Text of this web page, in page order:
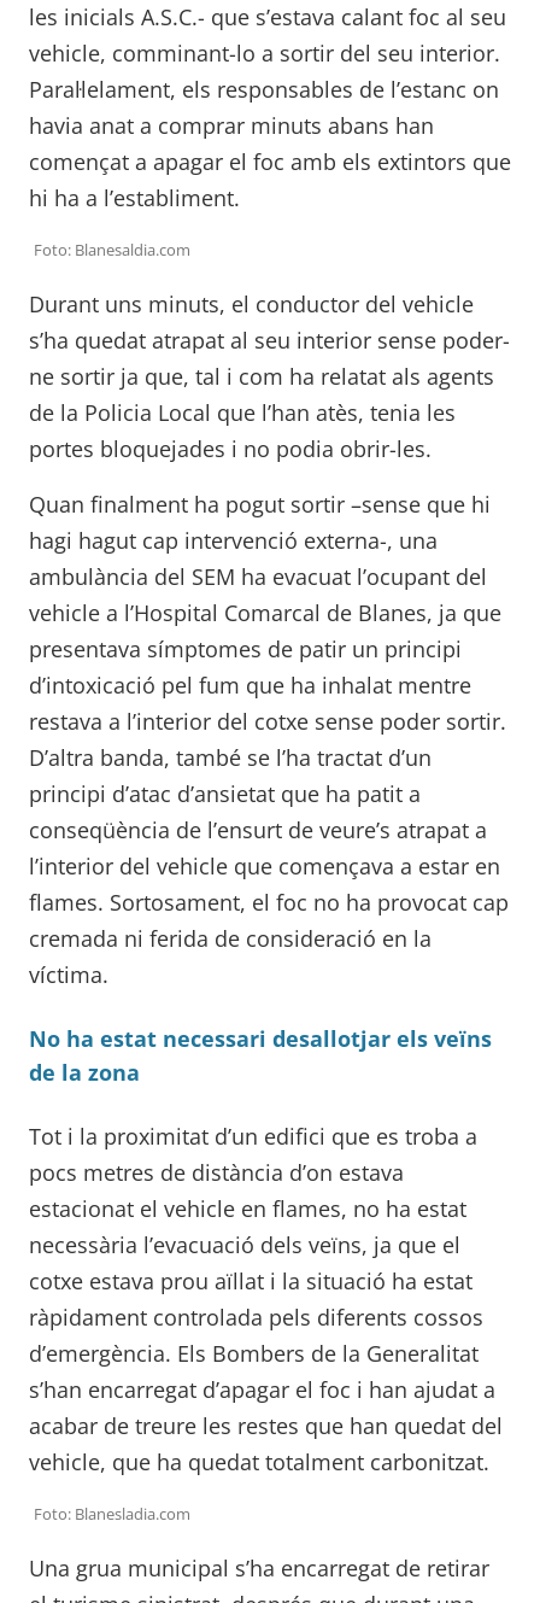
les inicials A.S.C.- que s’estava calant foc al seu
vehicle, comminant-lo a sortir del seu interior.
Paral·lelament, els responsables de l’estanc on
havia anat a comprar minuts abans han
començat a apagar el foc amb els extintors que
hi ha a l’establiment.
Foto: Blanesaldia.com
Durant uns minuts, el conductor del vehicle
s’ha quedat atrapat al seu interior sense poder-
ne sortir ja que, tal i com ha relatat als agents
de la Policia Local que l’han atès, tenia les
portes bloquejades i no podia obrir-les.
Quan finalment ha pogut sortir –sense que hi
hagi hagut cap intervenció externa-, una
ambulància del SEM ha evacuat l’ocupant del
vehicle a l’Hospital Comarcal de Blanes, ja que
presentava símptomes de patir un principi
d’intoxicació pel fum que ha inhalat mentre
restava a l’interior del cotxe sense poder sortir.
D’altra banda, també se l’ha tractat d’un
principi d’atac d’ansietat que ha patit a
conseqüència de l’ensurt de veure’s atrapat a
l’interior del vehicle que començava a estar en
flames. Sortosament, el foc no ha provocat cap
cremada ni ferida de consideració en la
víctima.
No ha estat necessari desallotjar els veïns
de la zona
Tot i la proximitat d’un edifici que es troba a
pocs metres de distància d’on estava
estacionat el vehicle en flames, no ha estat
necessària l’evacuació dels veïns, ja que el
cotxe estava prou aïllat i la situació ha estat
ràpidament controlada pels diferents cossos
d’emergència. Els Bombers de la Generalitat
s’han encarregat d’apagar el foc i han ajudat a
acabar de treure les restes que han quedat del
vehicle, que ha quedat totalment carbonitzat.
Foto: Blanesladia.com
Una grua municipal s’ha encarregat de retirar